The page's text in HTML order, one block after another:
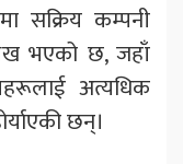
सक्रिय कम्पनी
भएको छ, जहाँ
अत्यधिक
छन्।